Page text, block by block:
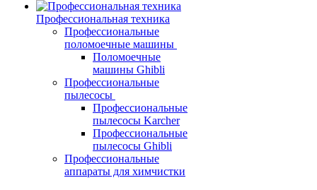
Профессиональная техника
Профессиональные
поломоечные машины
Поломоечные
машины Ghibli
Профессиональные
пылесосы
Профессиональные
пылесосы Karcher
Профессиональные
пылесосы Ghibli
Профессиональные
аппараты для химчистки